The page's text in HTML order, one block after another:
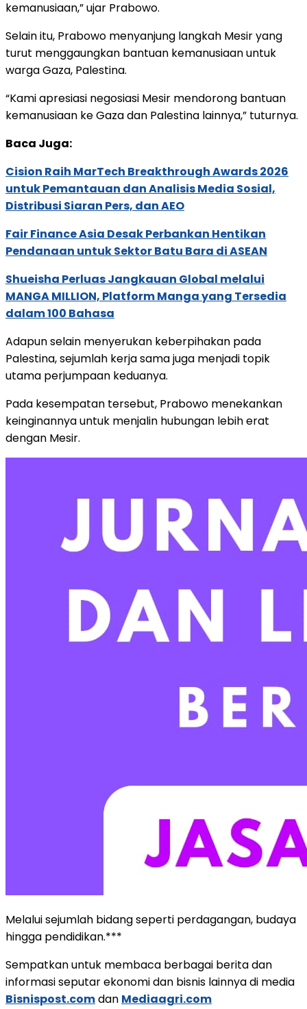
kemanusiaan,” ujar Prabowo.
Selain itu, Prabowo menyanjung langkah Mesir yang
turut menggaungkan bantuan kemanusiaan untuk
warga Gaza, Palestina.
“Kami apresiasi negosiasi Mesir mendorong bantuan
kemanusiaan ke Gaza dan Palestina lainnya,” tuturnya.
Baca Juga:
Cision Raih MarTech Breakthrough Awards 2026
untuk Pemantauan dan Analisis Media Sosial,
Distribusi Siaran Pers, dan AEO
Fair Finance Asia Desak Perbankan Hentikan
Pendanaan untuk Sektor Batu Bara di ASEAN
Shueisha Perluas Jangkauan Global melalui
MANGA MILLION, Platform Manga yang Tersedia
dalam 100 Bahasa
Adapun selain menyerukan keberpihakan pada
Palestina, sejumlah kerja sama juga menjadi topik
utama perjumpaan keduanya.
Pada kesempatan tersebut, Prabowo menekankan
keinginannya untuk menjalin hubungan lebih erat
dengan Mesir.
Melalui sejumlah bidang seperti perdagangan, budaya
hingga pendidikan.***
Sempatkan untuk membaca berbagai berita dan
informasi seputar ekonomi dan bisnis lainnya di media
Bisnispost.comdan Mediaagri.com